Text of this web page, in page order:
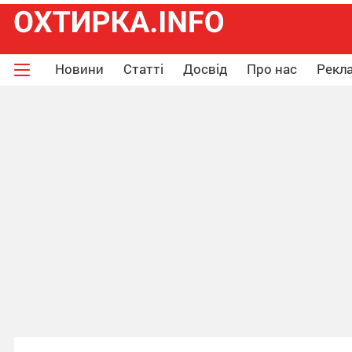
Новини Статті Досвід Про нас